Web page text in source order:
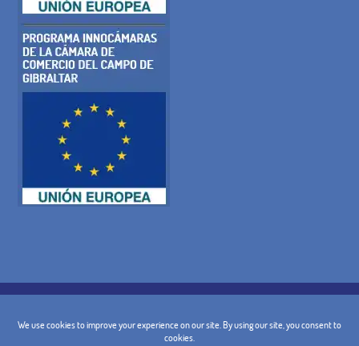
AVISO LEGAL
CONDIÇÕES GERAIS